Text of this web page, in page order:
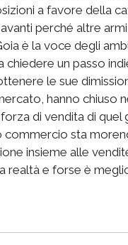
a favore della
perché altre
è la voce degli
un passo
le sue
hanno chiuso
di vendita di quel
commercio sta
insieme alle
realtà e forse è